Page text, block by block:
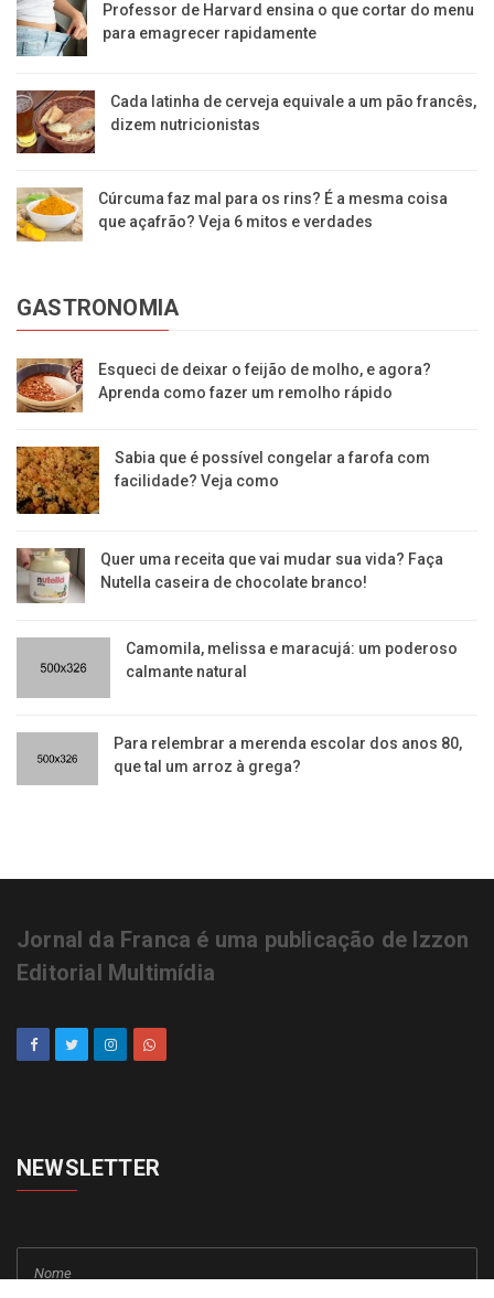
Professor de Harvard ensina o que cortar do menu
para emagrecer rapidamente
Cada latinha de cerveja equivale a um pão francês,
dizem nutricionistas
Cúrcuma faz mal para os rins? É a mesma coisa
que açafrão? Veja 6 mitos e verdades
GASTRONOMIA
Esqueci de deixar o feijão de molho, e agora?
Aprenda como fazer um remolho rápido
Sabia que é possível congelar a farofa com
facilidade? Veja como
Quer uma receita que vai mudar sua vida? Faça
Nutella caseira de chocolate branco!
Camomila, melissa e maracujá: um poderoso
calmante natural
Para relembrar a merenda escolar dos anos 80,
que tal um arroz à grega?
Jornal da Franca é uma publicação de Izzon
Editorial Multimídia
NEWSLETTER